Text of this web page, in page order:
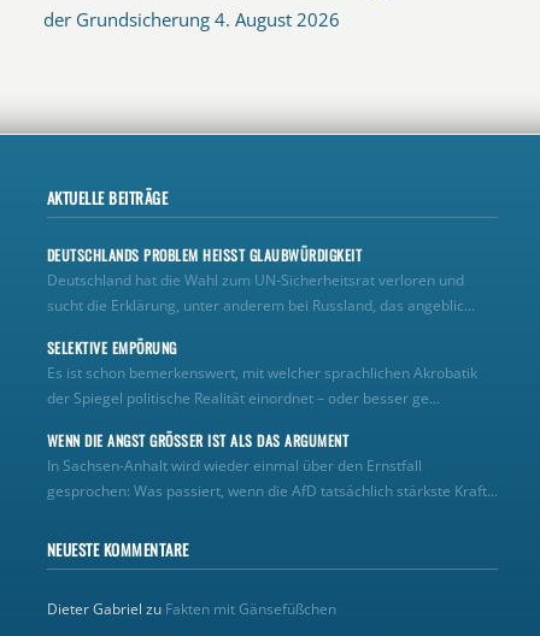
der Grundsicherung 4. August 2026
AKTUELLE BEITRÄGE
DEUTSCHLANDS PROBLEM HEISST GLAUBWÜRDIGKEIT
Deutschland hat die Wahl zum UN‑Sicherheitsrat verloren und
sucht die Erklärung, unter anderem bei Russland, das angeblic...
SELEKTIVE EMPÖRUNG
Es ist schon bemerkenswert, mit welcher sprachlichen Akrobatik
der Spiegel politische Realität einordnet – oder besser ge...
WENN DIE ANGST GRÖSSER IST ALS DAS ARGUMENT
In Sachsen-Anhalt wird wieder einmal über den Ernstfall
gesprochen: Was passiert, wenn die AfD tatsächlich stärkste Kraft...
NEUESTE KOMMENTARE
Dieter Gabriel zu Fakten mit Gänsefüßchen